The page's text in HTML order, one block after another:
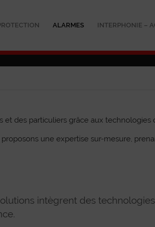
ALARMES INTERPHONIE –
des particuliers grâce aux technologies
une expertise sur-mesure,
intègrent des